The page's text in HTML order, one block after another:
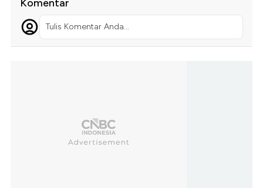
Komentar
Tulis Komentar Anda...